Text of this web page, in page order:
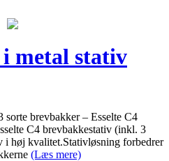
metal stativ
brevbakker – Esselte C4
C4 brevbakkestativ (inkl. 3
i høj kvalitet.Stativløsning forbedrer
(Læs mere)